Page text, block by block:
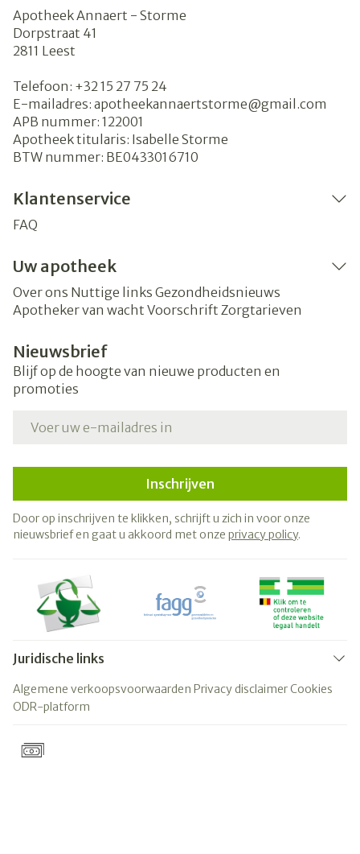
Apotheek Annaert - Storme
Dorpstraat 41
2811 Leest
Telefoon: +32 15 27 75 24
E-mailadres: apotheekannaertstorme@gmail.com
APB nummer: 122001
Apotheek titularis: Isabelle Storme
BTW nummer: BE0433016710
Klantenservice
FAQ
Uw apotheek
Over ons Nuttige links Gezondheidsnieuws
Apotheker van wacht Voorschrift Zorgtarieven
Nieuwsbrief
Blijf op de hoogte van nieuwe producten en
promoties
Inschrijven
Door op inschrijven te klikken, schrijft u zich in voor onze
nieuwsbrief en gaat u akkoord met onze privacy policy.
Juridische links
Algemene verkoopsvoorwaarden Privacy disclaimerCookies
ODR-platform